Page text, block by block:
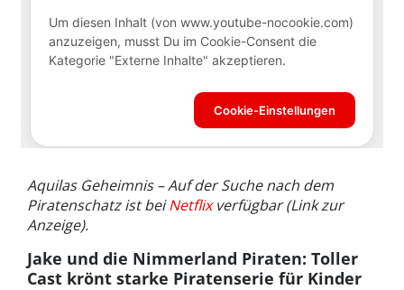
Aquilas Geheimnis – Auf der Suche nach dem
Piratenschatz ist beiNetflixverfügbar (Link zur
Anzeige).
Jake und die Nimmerland Piraten: Toller
Cast krönt starke Piratenserie für Kinder